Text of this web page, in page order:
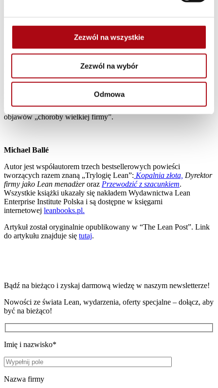
Zezwól na wszystkie
Zezwól na wybór
Odmowa
Lehman Brothers, który pociągnął za sobą na dno gospodarki wielu
Według profesora Hirotaky Takeuchiego Toyota świadomie
postrzega się zawsze jako „zielony, niedojrzały owoc”. Firma ma
świadomość, że cierpi na „chorobę wielkiej firmy”. Lean powstał
właśnie po to, żeby rozwiązać ten problem. Wg Kiichiro Toyody
idealne warunki do produkcji czegokolwiek występują wtedy, kiedy
maszyny, budynki i ludzie spójnie ze sobą współdziałają, dodając
wartość, bez tworzenia jakiegokolwiek marnotrawstwa. Żeby
dobrze zrozumieć, Lean musisz najpierw dobrze zrozumieć pięć
objawów „choroby wielkiej firmy”.
Michael Ballé
Autor jest współautorem trzech bestsellerowych powieści
tworzących razem znaną „Trylogię Lean”: Kopalnia złota, Dyrektor
firmy jako Lean menadżeroraz Przewodzić z szacunkiem.
Wszystkie książki ukazały się nakładem Wydawnictwa Lean
Enterprise Institute Polska i są dostępne w księgarni
internetowej leanbooks.pl.
Artykuł został oryginalnie opublikowany w “The Lean Post”. Link
do artykułu znajduje się tutaj.
Bądź na bieżąco i zyskaj darmową wiedzę w naszym newsletterze!
Nowości ze świata Lean, wydarzenia, oferty specjalne – dołącz, aby
być na bieżąco!
Imię i nazwisko*
Nazwa firmy